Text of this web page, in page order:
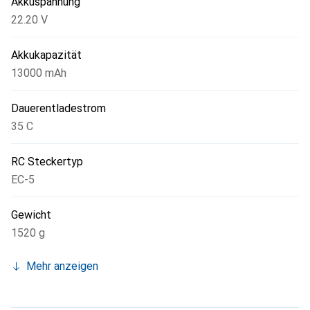
richtigen LiPo zum guten Preis-Leistungs-Verhältnis
22.20 V
Akkukapazität
13000 mAh
Dauerentladestrom
35 C
RC Steckertyp
EC-5
Gewicht
1520 g
Mehr anzeigen